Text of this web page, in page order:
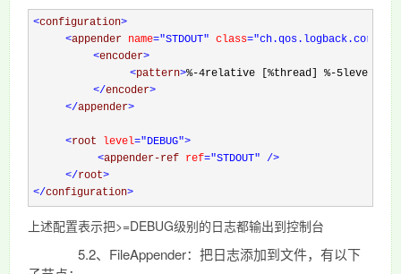
<configuration>
<appender name="STDOUT" class
<encoder>
<pattern>%-4relative [%thread] %-5level
</encoder>
</appender>
<root level="DEBUG">
<appender-ref ref="STDOUT" />
</root>
</configuration>
上述配置表示把>=DEBUG级别的日志都输出到控制台
5.2、FileAppender：把日志添加到文件，有以下